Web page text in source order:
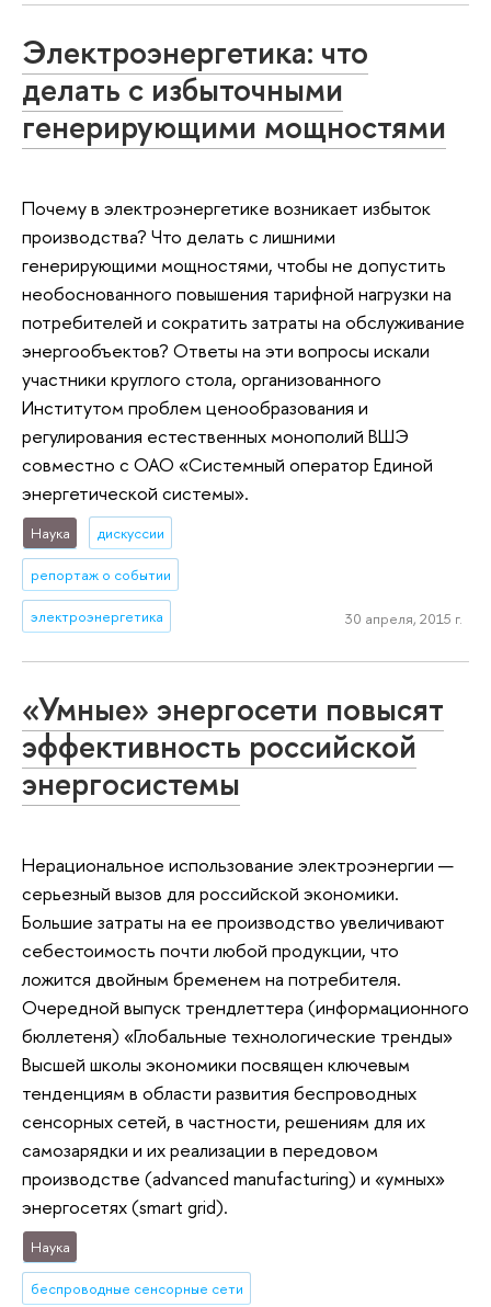
Электроэнергетика: что
делать с избыточными
генерирующими мощностями
Почему в электроэнергетике возникает избыток
производства? Что делать с лишними
генерирующими мощностями, чтобы не допустить
необоснованного повышения тарифной нагрузки на
потребителей и сократить затраты на обслуживание
энергообъектов? Ответы на эти вопросы искали
участники круглого стола, организованного
Институтом проблем ценообразования и
регулирования естественных монополий ВШЭ
совместно с ОАО «Системный оператор Единой
энергетической системы».
Наука дискуссии
репортаж о событии
электроэнергетика 30 апреля, 2015 г.
«Умные» энергосети повысят
эффективность российской
энергосистемы
Нерациональное использование электроэнергии —
серьезный вызов для российской экономики.
Большие затраты на ее производство увеличивают
себестоимость почти любой продукции, что
ложится двойным бременем на потребителя.
Очередной выпуск трендлеттера (информационного
бюллетеня) «Глобальные технологические тренды»
Высшей школы экономики посвящен ключевым
тенденциям в области развития беспроводных
сенсорных сетей, в частности, решениям для их
самозарядки и их реализации в передовом
производстве (advanced manufacturing) и «умных»
энергосетях (smart grid).
Наука
беспроводные сенсорные сети